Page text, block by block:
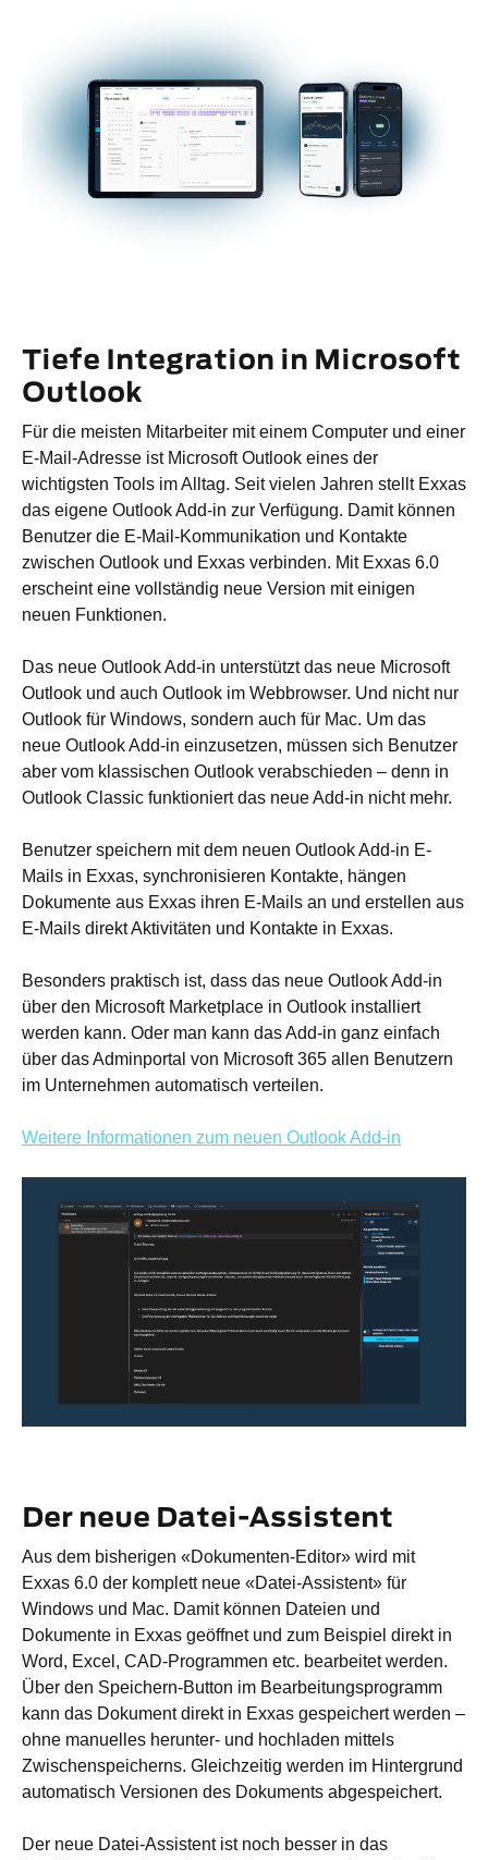
Tiefe Integration in Microsoft
Outlook
Für die meisten Mitarbeiter mit einem Computer und einer
E-Mail-Adresse ist Microsoft Outlook eines der
wichtigsten Tools im Alltag. Seit vielen Jahren stellt Exxas
das eigene Outlook Add-in zur Verfügung. Damit können
Benutzer die E-Mail-Kommunikation und Kontakte
zwischen Outlook und Exxas verbinden. Mit Exxas 6.0
erscheint eine vollständig neue Version mit einigen
neuen Funktionen.
Das neue Outlook Add-in unterstützt das neue Microsoft
Outlook und auch Outlook im Webbrowser. Und nicht nur
Outlook für Windows, sondern auch für Mac. Um das
neue Outlook Add-in einzusetzen, müssen sich Benutzer
aber vom klassischen Outlook verabschieden – denn in
Outlook Classic funktioniert das neue Add-in nicht mehr.
Benutzer speichern mit dem neuen Outlook Add-in E-
Mails in Exxas, synchronisieren Kontakte, hängen
Dokumente aus Exxas ihren E-Mails an und erstellen aus
E-Mails direkt Aktivitäten und Kontakte in Exxas.
Besonders praktisch ist, dass das neue Outlook Add-in
über den Microsoft Marketplace in Outlook installiert
werden kann. Oder man kann das Add-in ganz einfach
über das Adminportal von Microsoft 365 allen Benutzern
im Unternehmen automatisch verteilen.
Weitere Informationen zum neuen Outlook Add-in
Der neue Datei-Assistent
Aus dem bisherigen «Dokumenten-Editor» wird mit
Exxas 6.0 der komplett neue «Datei-Assistent» für
Windows und Mac. Damit können Dateien und
Dokumente in Exxas geöffnet und zum Beispiel direkt in
Word, Excel, CAD-Programmen etc. bearbeitet werden.
Über den Speichern-Button im Bearbeitungsprogramm
kann das Dokument direkt in Exxas gespeichert werden –
ohne manuelles herunter- und hochladen mittels
Zwischenspeicherns. Gleichzeitig werden im Hintergrund
automatisch Versionen des Dokuments abgespeichert.
Der neue Datei-Assistent ist noch besser in das